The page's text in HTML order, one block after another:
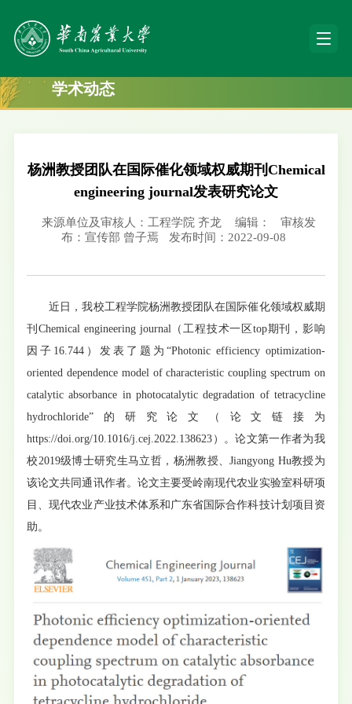
学术动态
杨洲教授团队在国际催化领域权威期刊Chemical
engineering journal发表研究论文
来源单位及审核人：工程学院 齐龙 编辑：
审核发
布：宣传部 曾子焉
发布时间：2022-09-08
近日，我校工程学院杨洲教授团队在国际催化领域权威期
刊Chemical engineering journal（工程技术一区top期刊，影响
因子16.744）发表了题为“Photonic efficiency optimization-
oriented dependence model of characteristic coupling spectrum on
catalytic absorbance in photocatalytic degradation of tetracycline
hydrochloride”的研究论文（论文链接为
https://doi.org/10.1016/j.cej.2022.138623）。论文第一作者为我
校2019级博士研究生马立哲，杨洲教授、Jiangyong Hu教授为
该论文共同通讯作者。论文主要受岭南现代农业实验室科研项
目、现代农业产业技术体系和广东省国际合作科技计划项目资
助。